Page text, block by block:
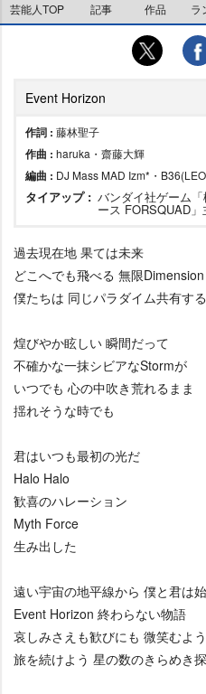
芸能人TOP 記事 作品 ラ
Event Horizon
作詞 : 藤林聖子
作曲 : haruka・齋藤大輝
編曲 : DJ Mass MAD Izm*・
タイアップ : バンダイ社ゲーム
ース FORSQUAD
過去現在地 果ては未来
どこへでも飛べる 無限Dimension
僕たちは 同じパラダイム共有する
煌びやか眩しい 瞬間だって
不確かな一抹シビアなStormが
いつでも 心の中吹き荒れるまま
揺れそうな時でも
君はいつも最初の光だ
Halo Halo
歓喜のハレーション
Myth Force
生み出した
遠い宇宙の地平線から 僕と君は
Event Horizon 終わらない物語
哀しみさえも歓びにも 微笑むよ
旅を続けよう 星の数のきらめき